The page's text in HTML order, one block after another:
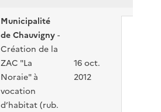
Municipalité
de Chauvigny-
Création de la
ZAC "La
Noraie" à
vocation
d’habitat (rub.
16 oct.
2012